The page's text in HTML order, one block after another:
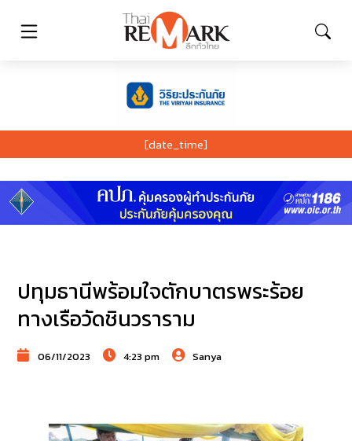
[date_time]
ปทุมธานีพร้อมใจตักบาตรพระร้อย
ทางเรือวัดชินวราราม
06/11/2023 4:23 pm Sanya